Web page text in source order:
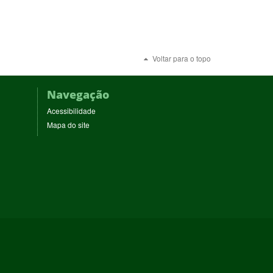
Voltar para o topo
Navegação
Acessibilidade
Mapa do site